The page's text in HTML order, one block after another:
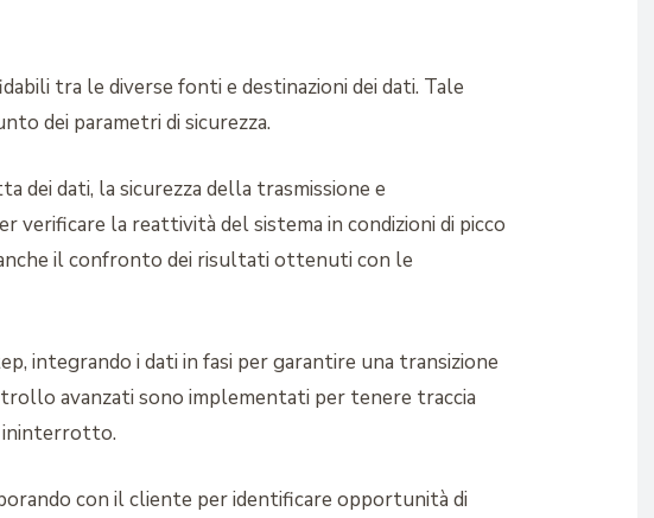
tra le diverse fonti e destinazioni dei dati. Tale
dei parametri di sicurezza.
dei dati, la sicurezza della trasmissione e
verificare la reattività del sistema in condizioni di picco
il confronto dei risultati ottenuti con le
integrando i dati in fasi per garantire una transizione
avanzati sono implementati per tenere traccia
ininterrotto.
con il cliente per identificare opportunità di